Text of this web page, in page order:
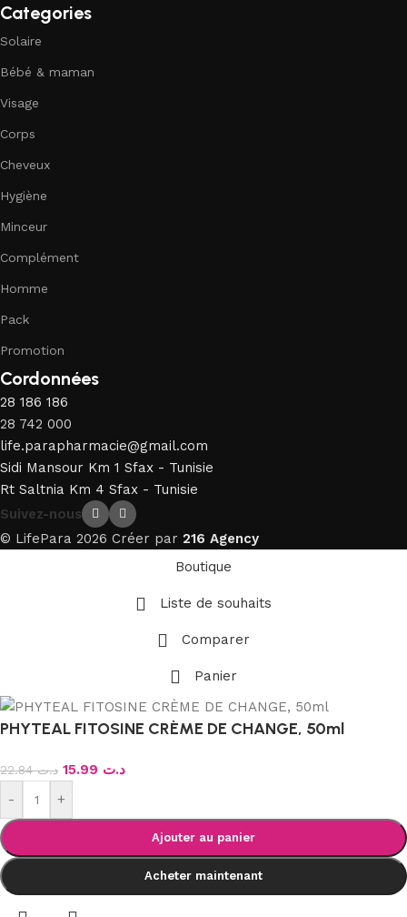
Categories
Solaire
Bébé & maman
Visage
Corps
Cheveux
Hygiène
Minceur
Complément
Homme
Pack
Promotion
Cordonnées
28 186 186
28 742 000
life.parapharmacie@gmail.com
Sidi Mansour Km 1 Sfax - Tunisie
Rt Saltnia Km 4 Sfax - Tunisie
Suivez-nous
© LifePara 2026 Créer par 216 Agency
Boutique
Liste de souhaits
Comparer
Panier
PHYTEAL FITOSINE CRÈME DE CHANGE, 50ml
د.ت22.84 د.ت
-
+
Ajouter au panier
Acheter maintenant